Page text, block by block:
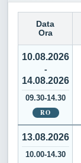
Data
Ora
10.08.2026
-
14.08.2026
09.30-14.30
RO
13.08.2026
10.00-14.30